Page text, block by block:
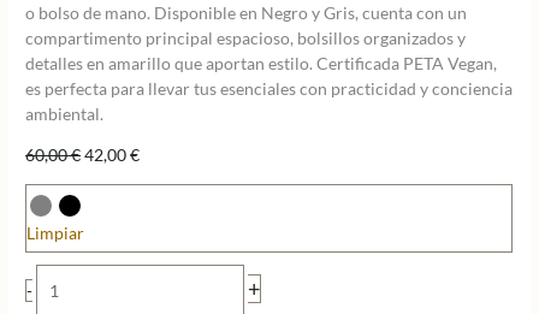
o bolso de mano. Disponible en Negro y Gris, cuenta con un
compartimento principal espacioso, bolsillos organizados y
detalles en amarillo que aportan estilo. Certificada PETA Vegan,
es perfecta para llevar tus esenciales con practicidad y conciencia
ambiental.
60,00€El
era:
60,00 €.
42,00€El
42,00 €.
Limpiar
-
hombre
+